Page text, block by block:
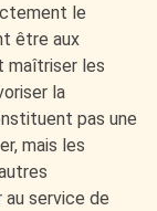
le
être aux
maîtriser les
la
pas une
mais les
au service de